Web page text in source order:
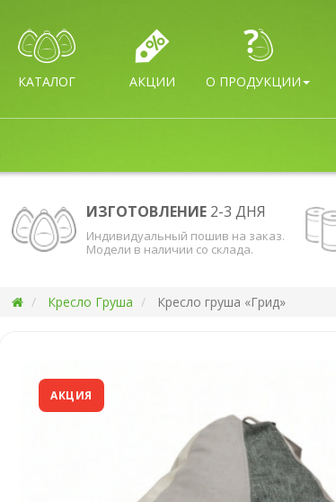
КАТАЛОГ АКЦИИ О ПРОДУКЦИИ
ИЗГОТОВЛЕНИЕ 2-3 ДНЯ
Индивидуальный пошив на заказ.
Модели в наличии со склада.
Кресло Груша Кресло груша «Грид»
АКЦИЯ